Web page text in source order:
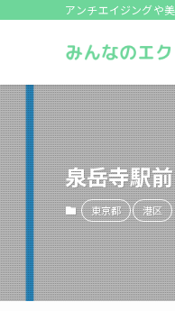
アンチエイジングや
泉岳寺駅
東京都 港区